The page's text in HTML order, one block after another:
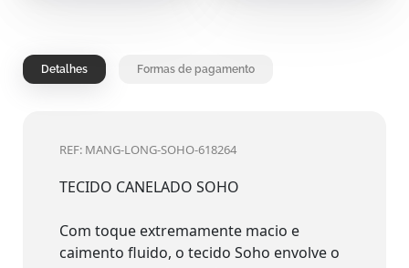
Detalhes Formas de pagamento
REF: MANG-LONG-SOHO-618264
TECIDO CANELADO SOHO
Com toque extremamente macio e
caimento fluido, o tecido Soho envolve o